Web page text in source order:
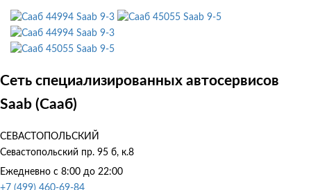
Saab 9-3
Saab 9-5
Saab 9-3
Saab 9-5
Сеть специализированных автосервисов
Saab (Сааб)
СЕВАСТОПОЛЬСКИЙ
Севастопольский пр. 95 б, к.8
Ежедневно с 8:00 до 22:00
+7 (499) 460-69-84